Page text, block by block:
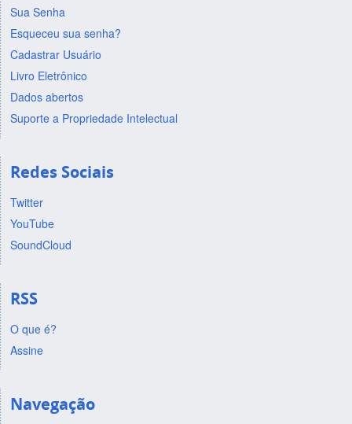
Sua Senha
Esqueceu sua senha?
Cadastrar Usuário
Livro Eletrônico
Dados abertos
Suporte a Propriedade Intelectual
Redes Sociais
Twitter
YouTube
SoundCloud
RSS
O que é?
Assine
Navegação